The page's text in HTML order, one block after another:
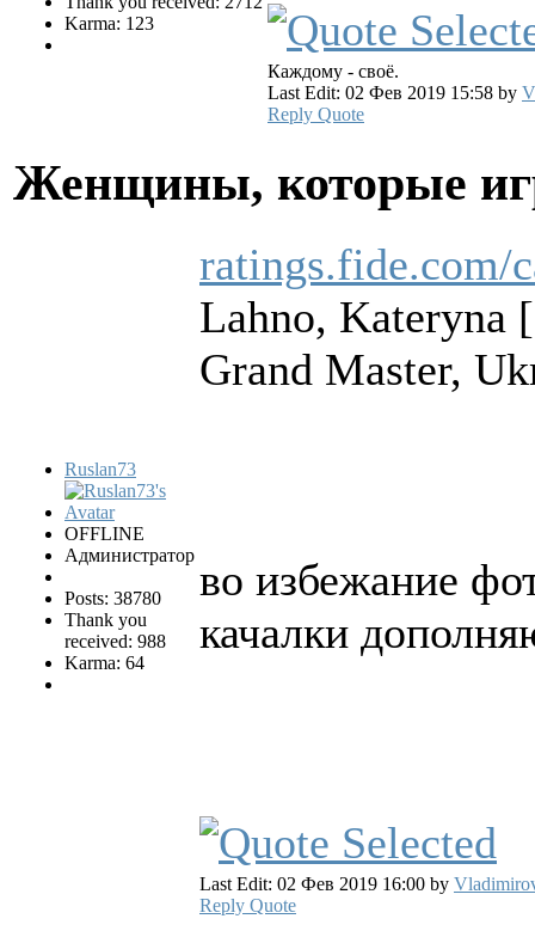
Karma: 123
Каждому - своё.
Last Edit: 02 Фев 2019 15:58 by
Reply Quote
Женщины, которые
Ruslan73
OFFLINE
Администратор
Posts: 38780
Thank you
received: 988
Karma: 64
ratings.fide.com/
Lahno, Kateryna
Grand Master,
во избежание
качалки
Last Edit: 02 Фев 2019 16:00 by
Reply Quote